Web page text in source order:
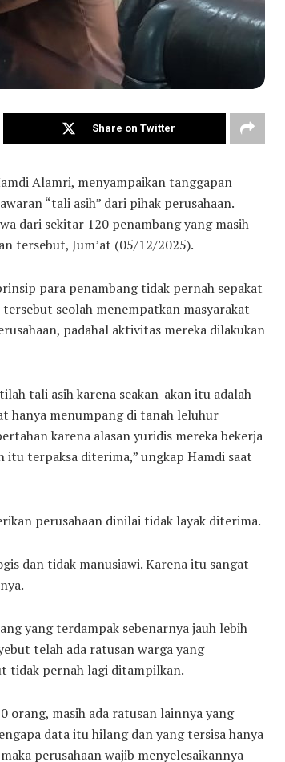
Share on Twitter
Alamri, menyampaikan tanggapan
“tali asih” dari pihak perusahaan.
dari sekitar 120 penambang yang masih
tersebut, Jum’at (05/12/2025).
para penambang tidak pernah sepakat
seolah menempatkan masyarakat
padahal aktivitas mereka dilakukan
tali asih karena seakan-akan itu adalah
hanya menumpang di tanah leluhur
karena alasan yuridis mereka bekerja
terpaksa diterima,” ungkap Hamdi saat
perusahaan dinilai tidak layak diterima.
dan tidak manusiawi. Karena itu sangat
yang terdampak sebenarnya jauh lebih
telah ada ratusan warga yang
tidak pernah lagi ditampilkan.
orang, masih ada ratusan lainnya yang
data itu hilang dan yang tersisa hanya
perusahaan wajib menyelesaikannya